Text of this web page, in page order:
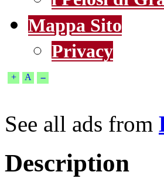
Mappa Sito
Privacy
+ A --
See all ads from
Description